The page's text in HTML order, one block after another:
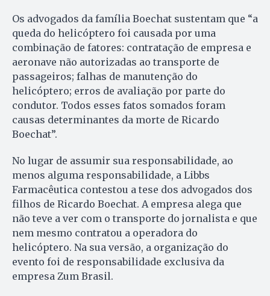
Os advogados da família Boechat sustentam que “a
queda do helicóptero foi causada por uma
combinação de fatores: contratação de empresa e
aeronave não autorizadas ao transporte de
passageiros; falhas de manutenção do
helicóptero; erros de avaliação por parte do
condutor. Todos esses fatos somados foram
causas determinantes da morte de Ricardo
Boechat”.
No lugar de assumir sua responsabilidade, ao
menos alguma responsabilidade, a Libbs
Farmacêutica contestou a tese dos advogados dos
filhos de Ricardo Boechat. A empresa alega que
não teve a ver com o transporte do jornalista e que
nem mesmo contratou a operadora do
helicóptero. Na sua versão, a organização do
evento foi de responsabilidade exclusiva da
empresa Zum Brasil.